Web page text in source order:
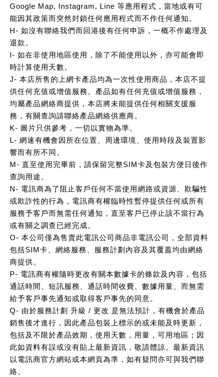
Google Map, Instagram, Line 等應用程式，當地或有可
能因其政策而突然封鎖任何應用程式而不作任何通知。
H- 如沒有聯絡我們而回港後有任何申訴，一概不作處理及
退款。
I- 如在非使用地區使用，除了不能使用以外，亦可能會即
時計算使用天數。
J- 本店所售的上網卡產品均為一次性使用商品，本店不提
供任何充值或增值服務。產品如有任何充值或增值服務，
均屬產品網絡商提供，本店將未能提供任何相關支援服
務，有關查詢請聯絡產品網絡供應商。
K- 圖片只供參考，一切以實物為準。
L- 網速有機會因所在位置、周邊環境、使用時段及裝置影
響而有所不同。
M- 直至使用完畢前，請保留完整SIM卡及包裝方便日後作
查詢用途。
N- 電訊商為了阻止客戶任何不當使用網路或資源、欺騙性
或欺詐性的行為，電訊商有權臨時性暫停提供任何或所有
服務予客戶而無需任何通知，直至客戶已停止該不當行為
或有關之調查已經完成。
O- 本公司僅為售賣此電訊公司商品非電訊公司，全部資料
包括SIM卡、網絡服務、服務計劃內容及其覆蓋均由網絡
商提供。
P- 電訊商有權隨時更改有關本數據卡的條款及內容，包括
通話時間、短訊服務、通話時間收費、數據用量、而無需
給予客戶事先通知或取得客戶事先的同意。
Q- 由於服務計劃 升級 / 更改 是無法預計，有機會於產品
銷售後才進行，因此產品包裝上標示的或未能及時更新，
包括及不限於產品效期，使用天數，用量，可用地區；因
此如資料有誤或沒有貼上最新資訊，敬請體諒。最新資訊
以電訊商官方網站或本網頁為準，如有疑問亦可與我們聯
絡。